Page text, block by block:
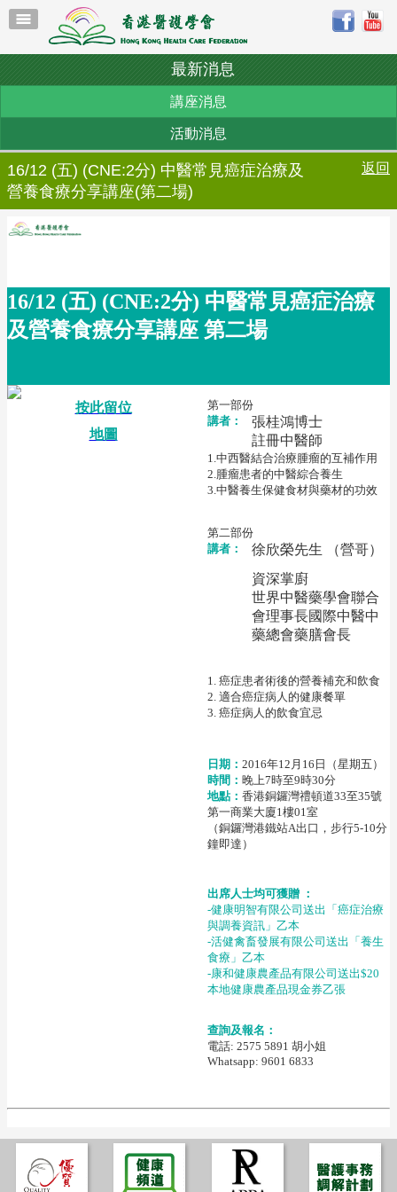
最新消息
講座消息
活動消息
16/12 (五) (CNE:2分) 中醫常見癌症治療及
營養食療分享講座(第二場)
返回
16/12 (五) (CNE:2分) 中醫常見癌症治療
及營養食療分享講座 第二場
按此留位
地圖
第一部份
講者：
張桂鴻博士
註冊中醫師
1.中西醫結合治療腫瘤的互補作用
2.腫瘤患者的中醫綜合養生
3. 中醫養生保健食材與藥材的功效
第二部份
講者：
徐欣榮先生 （營哥）
資深掌廚
世界中醫藥學會聯合
會理事長國際中醫中
藥總會藥膳會長
1. 癌症患者術後的營養補充和飲食
2. 適合癌症病人的健康餐單
3. 癌症病人的飲食宜忌
日期： 2016年12月16日（星期五）
時間： 晚上7時至9時30分
地點： 香港銅鑼灣禮頓道33至35號
第一商業大廈1樓01室
（銅鑼灣港鐵站A出口，步行5-10分
鐘即達）
出席人士均可獲贈 ：
-健康明智有限公司送出「癌症治療
與調養資訊」乙本
-活健禽畜發展有限公司送出「養生
食療」乙本
-康和健康農產品有限公司送出$20
本地健康農產品現金券乙張
查詢及報名：
電話: 2575 5891 胡小姐
Whatsapp: 9601 6833